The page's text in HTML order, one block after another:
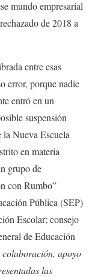
mundo empresarial
de 2018 a
entre esas
error, porque nadie
entró en un
suspensión
Nueva Escuela
en materia
grupo de
con Rumbo”
Pública (SEP)
Escolar; consejo
de Educación
apoyo
las